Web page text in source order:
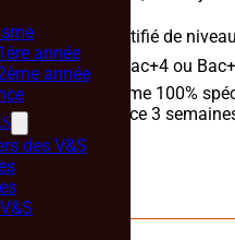
année
année
des V&S
🎓 Titre certifié de
👉 Accès Bac+4 ou
💯Programme 100%
💼 Alternance 3